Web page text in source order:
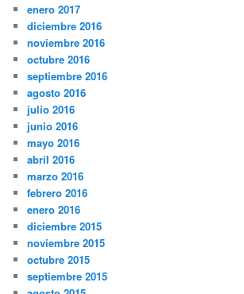
enero 2017
diciembre 2016
noviembre 2016
octubre 2016
septiembre 2016
agosto 2016
julio 2016
junio 2016
mayo 2016
abril 2016
marzo 2016
febrero 2016
enero 2016
diciembre 2015
noviembre 2015
octubre 2015
septiembre 2015